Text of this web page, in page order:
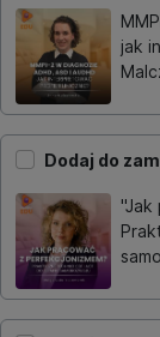
jak
Dodaj do
"Jak